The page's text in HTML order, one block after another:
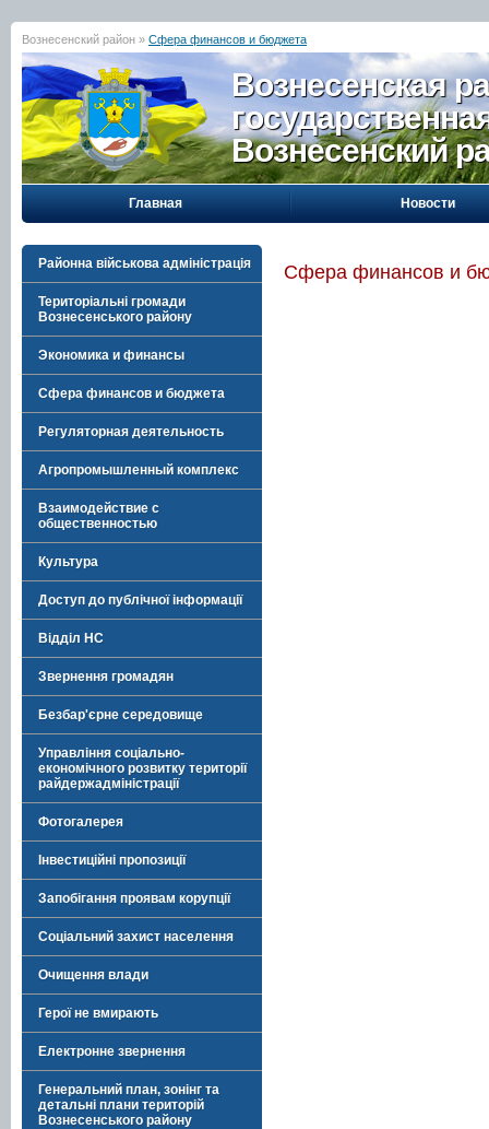
Вознесенский район » Сфера финансов и бюджета
Вознесенская
Вознесенский
Главная Новости
Районна військова адміністрація
Територіальні громади
Вознесенського району
Экономика и финансы
Сфера финансов и бюджета
Регуляторная деятельность
Агропромышленный комплекс
Взаимодействие с
общественностью
Культура
Доступ до публічної інформації
Відділ НС
Звернення громадян
Безбар'єрне середовище
Управління соціально-
економічного розвитку території
райдержадміністрації
Фотогалерея
Інвестиційні пропозиції
Запобігання проявам корупції
Соціальний захист населення
Очищення влади
Герої не вмирають
Електронне звернення
Генеральний план, зонінг та
детальні плани територій
Вознесенського району
Сфера финансов и